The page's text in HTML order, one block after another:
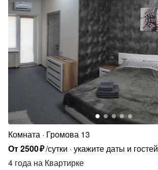
Комната Громова 13
От2500₽/сутки укажите даты и гостей
4 года на Квартирке